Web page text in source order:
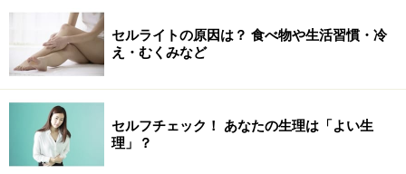
セルライトの原因は？ 食べ物や生活習慣・冷
え・むくみなど
セルフチェック！ あなたの生理は「よい生
理」？